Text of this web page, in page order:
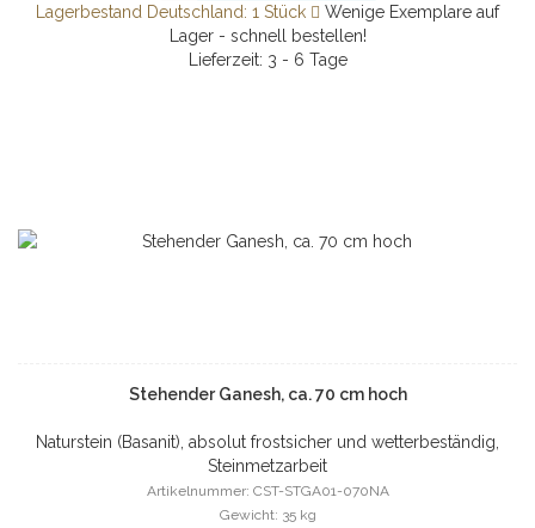
Lagerbestand Deutschland: 1 Stück
Wenige Exemplare auf
Lager - schnell bestellen!
Lieferzeit: 3 - 6 Tage
Stehender Ganesh, ca. 70 cm hoch
Naturstein (Basanit), absolut frostsicher und wetterbeständig,
Steinmetzarbeit
Artikelnummer: CST-STGA01-070NA
Gewicht: 35 kg